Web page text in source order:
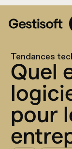
Tendances
Quel
pour